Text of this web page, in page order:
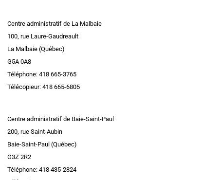
Centre administratif de La Malbaie
100, rue Laure-Gaudreault
La Malbaie (Québec)
G5A 0A8
Téléphone: 418 665-3765
Télécopieur: 418 665-6805
Centre administratif de Baie-Saint-Paul
200, rue Saint-Aubin
Baie-Saint-Paul (Québec)
G3Z 2R2
Téléphone: 418 435-2824